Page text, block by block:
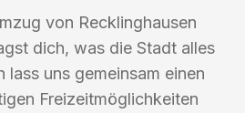
von Recklinghausen
dich, was die Stadt alles
lass uns gemeinsam einen
Freizeitmöglichkeiten